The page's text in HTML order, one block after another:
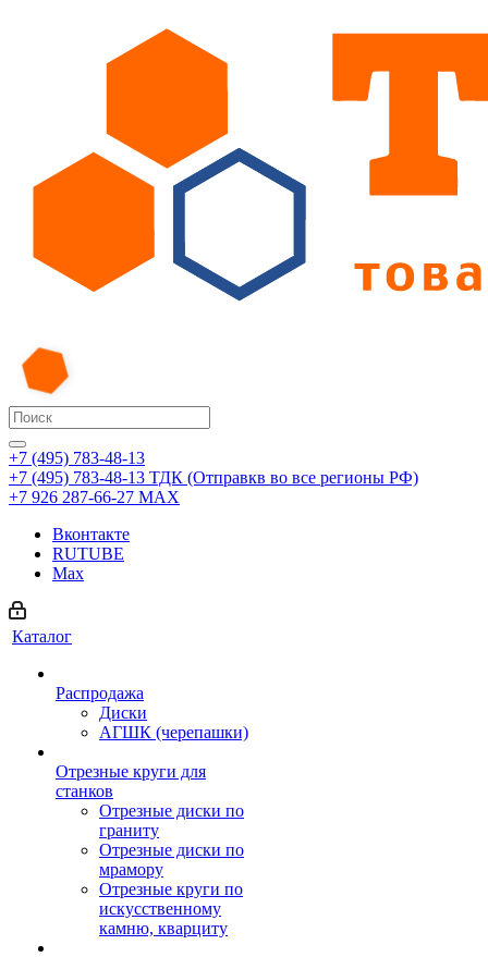
+7 (495) 783-48-13
+7 (495) 783-48-13 ТДК (Отправкв во все регионы РФ)
+7 926 287-66-27 МАХ
Вконтакте
RUTUBE
Max
Каталог
Распродажа
Диски
АГШК (черепашки)
Отрезные круги для
станков
Отрезные диски по
граниту
Отрезные диски по
мрамору
Отрезные круги по
искусственному
камню, кварциту